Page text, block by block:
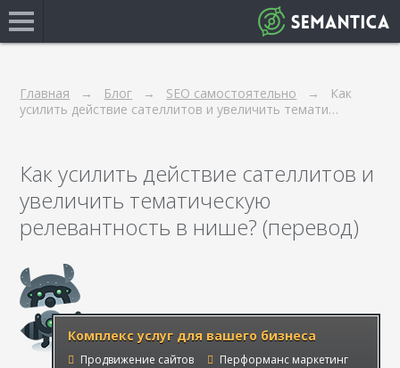
Главная Блог SEO самостоятельно
Как
усилить действие сателлитов и увеличить темати…
Как усилить действие сателлитов и
увеличить тематическую
релевантность в нише? (перевод)
Комплекс услуг для вашего бизнеса
Продвижение сайтов
Перформанс маркетинг